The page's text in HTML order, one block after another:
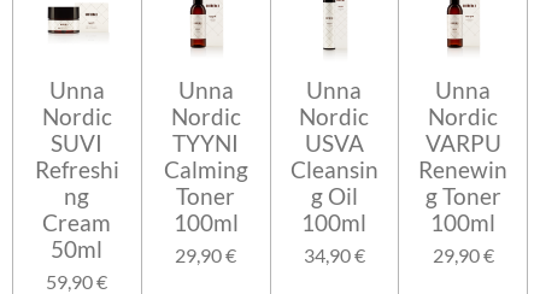
Unna
Nordic
SUVI
Refreshi
ng
Cream
50ml
59,90 €
Unna
Nordic
TYYNI
Calming
Toner
100ml
29,90 €
Unna
Nordic
USVA
Cleansin
g Oil
100ml
34,90 €
Unna
Nordic
VARPU
Renewin
g Toner
100ml
29,90 €